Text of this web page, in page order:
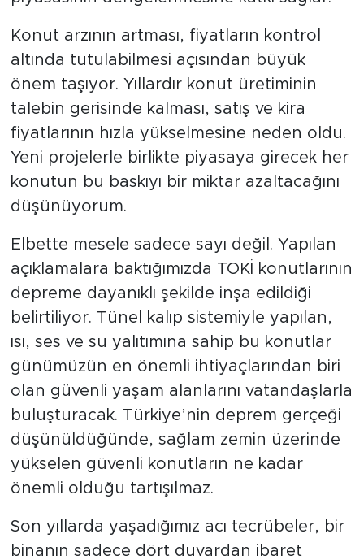
Konut arzının artması, fiyatların kontrol
altında tutulabilmesi açısından büyük
önem taşıyor. Yıllardır konut üretiminin
talebin gerisinde kalması, satış ve kira
fiyatlarının hızla yükselmesine neden oldu.
Yeni projelerle birlikte piyasaya girecek her
konutun bu baskıyı bir miktar azaltacağını
düşünüyorum.
Elbette mesele sadece sayı değil. Yapılan
açıklamalara baktığımızda TOKİ konutlarının
depreme dayanıklı şekilde inşa edildiği
belirtiliyor. Tünel kalıp sistemiyle yapılan,
ısı, ses ve su yalıtımına sahip bu konutlar
günümüzün en önemli ihtiyaçlarından biri
olan güvenli yaşam alanlarını vatandaşlarla
buluşturacak. Türkiye’nin deprem gerçeği
düşünüldüğünde, sağlam zemin üzerinde
yükselen güvenli konutların ne kadar
önemli olduğu tartışılmaz.
Son yıllarda yaşadığımız acı tecrübeler, bir
binanın sadece dört duvardan ibaret